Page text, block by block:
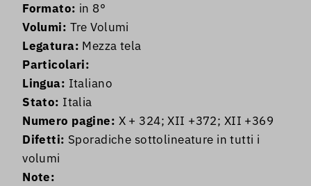
Formato: in 8°
Volumi: Tre Volumi
Legatura: Mezza tela
Particolari:
Lingua: Italiano
Stato: Italia
Numero pagine: X + 324; XII +372; XII +369
Difetti: Sporadiche sottolineature in tutti i
volumi
Note: